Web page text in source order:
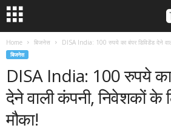
Home बिजनेस DISA India: 100 रुपये का बंपर डिविडेंड देने
बिजनेस
DISA India: 100 रुपये का
देने वाली कंपनी, निवेशकों के
मौका!